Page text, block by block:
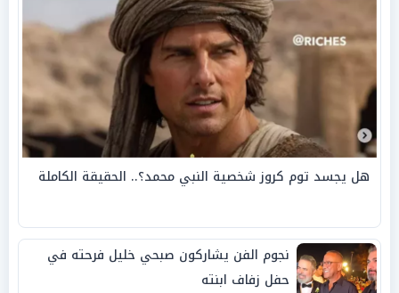
هل يجسد توم كروز شخصية النبي محمد؟.. الحقيقة الكاملة
نجوم الفن يشاركون صبحي خليل فرحته في
حفل زفاف ابنته